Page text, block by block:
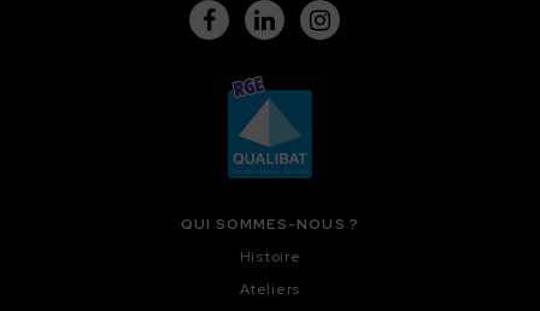
QUI SOMMES-NOUS ?
Histoire
Ateliers